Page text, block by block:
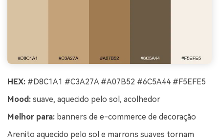
HEX: #D8C1A1 #C3A27A #A07B52 #6C5A44 #F5EFE5
Mood: suave, aquecido pelo sol, acolhedor
Melhor para: banners de e-commerce de decoração
Arenito aquecido pelo sol e marrons suaves tornam